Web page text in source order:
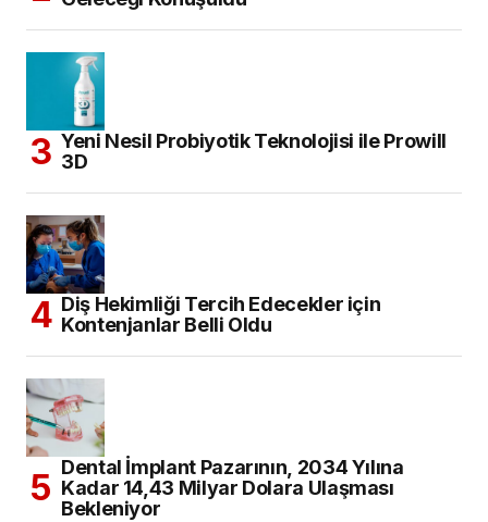
Yeni Nesil Probiyotik Teknolojisi ile Prowill
3D
Diş Hekimliği Tercih Edecekler için
Kontenjanlar Belli Oldu
Dental İmplant Pazarının, 2034 Yılına
Kadar 14,43 Milyar Dolara Ulaşması
Bekleniyor